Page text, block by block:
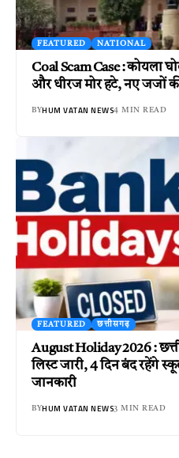
FEATURED NATIONAL
Coal Scam Case : कोयला
और धीरज मोर हटे, नए जजों
BYHUM VATAN NEWS4 MIN READ
FEATURED छत्तीसगढ़
August Holiday 2026 :
लिस्ट जारी, 4 दिन बंद रहेंगे
जानकारी
BYHUM VATAN NEWS3 MIN READ